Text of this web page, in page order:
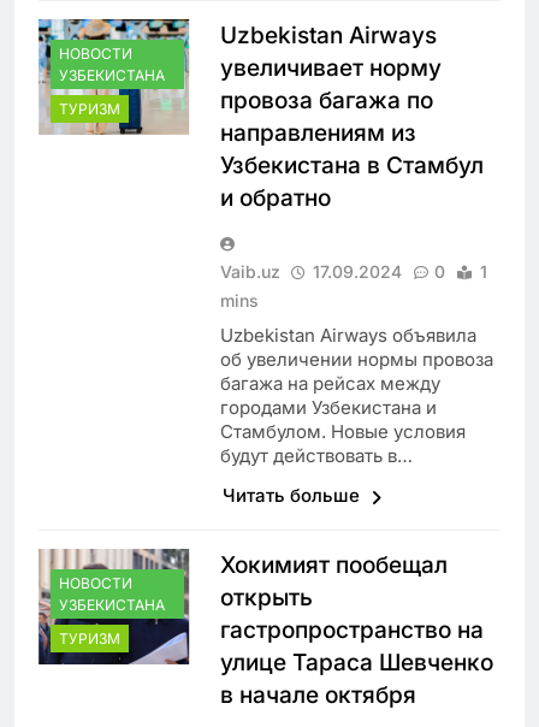
НОВОСТИ
УЗБЕКИСТАНА
ТУРИЗМ
Uzbekistan Airways
увеличивает норму
провоза багажа по
направлениям из
Узбекистана в Стамбул
и обратно
Vaib.uz 17.09.2024 0
1
mins
Uzbekistan Airways объявила
об увеличении нормы провоза
багажа на рейсах между
городами Узбекистана и
Стамбулом. Новые условия
будут действовать в…
Читать больше
НОВОСТИ
УЗБЕКИСТАНА
ТУРИЗМ
Хокимият пообещал
открыть
гастропространство на
улице Тараса Шевченко
в начале октября